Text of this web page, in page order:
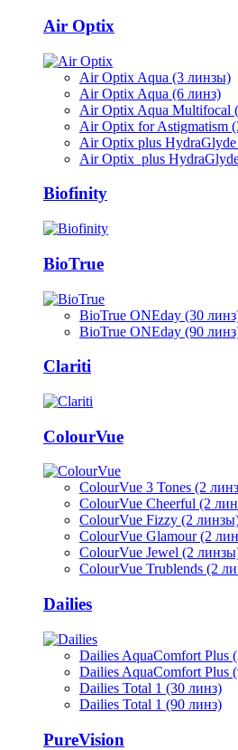
Air Optix
Air Optix Aqua (3 линзы)
Air Optix Aqua (6 линз)
Air Optix Aqua Multifocal
Air Optix for Astigmatism
Air Optix plus
Air Optix plus
Biofinity
BioTrue
BioTrue ONEday (30
BioTrue ONEday (90
Clariti
ColourVue
ColourVue 3 Tones (2
ColourVue Cheerful (2
ColourVue Fizzy (2
ColourVue Glamour (2
ColourVue Jewel (2
ColourVue Trublends (2
Dailies
Dailies AquaComfort Plus
Dailies AquaComfort Plus
Dailies Total 1 (30 линз)
Dailies Total 1 (90 линз)
PureVision